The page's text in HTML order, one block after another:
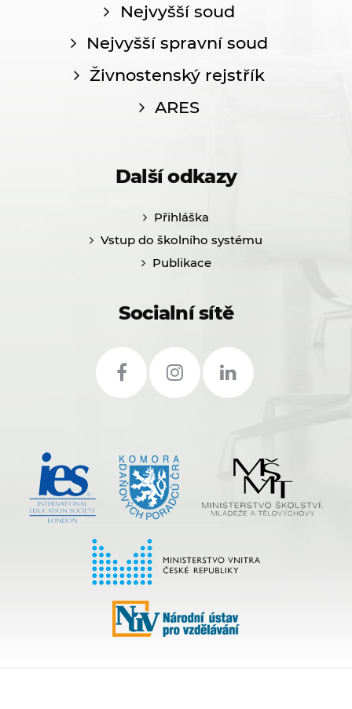
Nejvyšší soud
Nejvyšší spravní soud
Živnostenský rejstřík
ARES
Další odkazy
Přihláška
Vstup do školního systému
Publikace
Socialní sítě